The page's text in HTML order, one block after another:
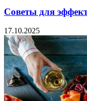
Советы для
17.10.2025